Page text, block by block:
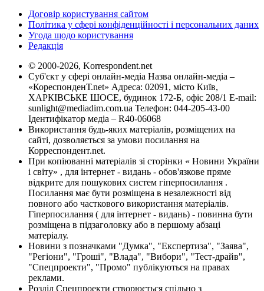
Договір користування сайтом
Політика у сфері конфіденційності і персональних даних
Угода щодо користування
Редакція
© 2000-2026, Korrespondent.net
Суб'єкт у сфері онлайн-медіа Назва онлайн-медіа –
«КореспонденТ.net» Адреса: 02091, місто Київ,
ХАРКІВСЬКЕ ШОСЕ, будинок 172-Б, офіс 208/1 E-mail:
sunlight@mediadim.com.ua Телефон: 044-205-43-00
Ідентифікатор медіа – R40-06068
Використання будь-яких матеріалів, розміщених на
сайті, дозволяється за умови посилання на
Корреспондент.net.
При копіюванні матеріалів зі сторінки « Новини України
і світу» , для інтернет - видань - обов'язкове пряме
відкрите для пошукових систем гіперпосилання .
Посилання має бути розміщена в незалежності від
повного або часткового використання матеріалів.
Гіперпосилання ( для інтернет - видань) - повинна бути
розміщена в підзаголовку або в першому абзаці
матеріалу.
Новини з позначками "Думка", "Експертиза", "Заява",
"Регіони", "Гроші", "Влада", "Вибори", "Тест-драйв",
"Спецпроекти", "Промо" публікуються на правах
реклами.
Розділ Спецпроекти створюється спільно з